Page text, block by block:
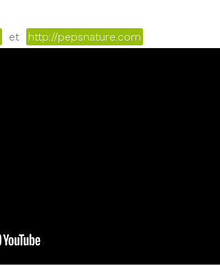
et http://pepsnature.com